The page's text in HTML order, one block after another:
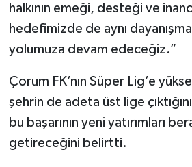
halkının emeği, desteği ve
hedefimizde de aynı
yolumuza devam edeceğiz.”
Çorum FK’nın Süper Lig’e
şehrin de adeta üst lige
bu başarının yeni yatırımları
getireceğini belirtti.